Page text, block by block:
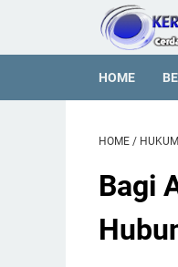
HOME
HOME / HUKUM
Bagi